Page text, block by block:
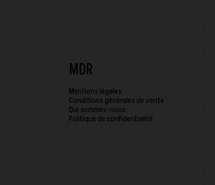
MDR
Mentions légales
Conditions générales de vente
Qui sommes-nous
Politique de confidentialité